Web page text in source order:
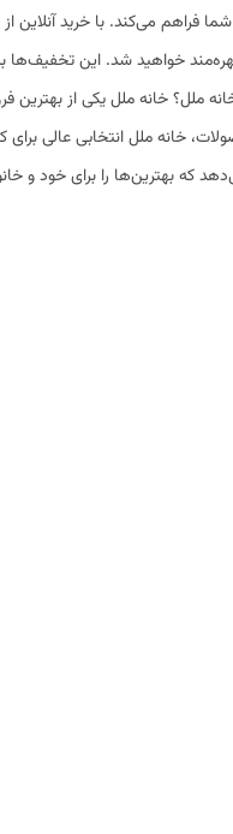
شما فراهم می‌کند. با خرید آنلاین
خواهید شد. این تخفیف‌ها
ملل؟ خانه ملل یکی از
خانه ملل انتخابی عالی
که بهترین‌ها را برای خود و